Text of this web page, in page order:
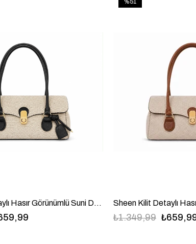
Sheen Kilit Detaylı Hasır Görünümlü Suni Deri Baget Omuz Çanta Siyah
₺1.349,99
%51